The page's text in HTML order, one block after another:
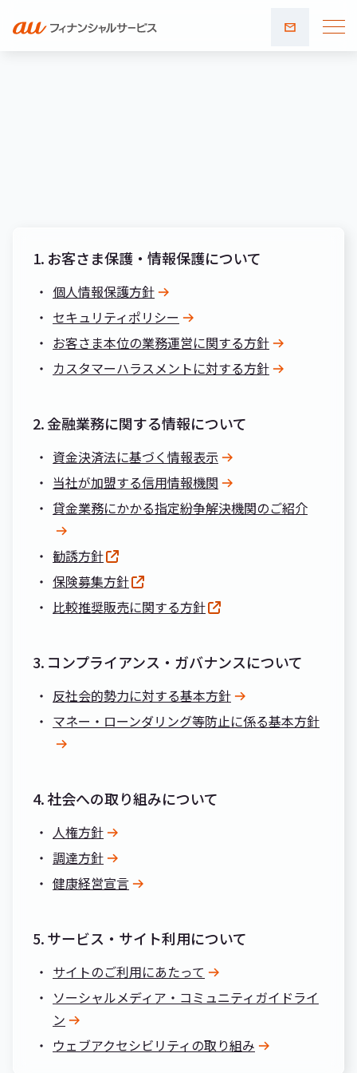
合わせ
1. お客さま保護・情報保護について
個人情報保護方針
セキュリティポリシー
お客さま本位の業務運営に関する方針
カスタマーハラスメントに対する方針
2.金融業務に関する情報について
資金決済法に基づく情報表示
当社が加盟する信用情報機関
貸金業務にかかる指定紛争解決機関のご紹介
勧誘方針
保険募集方針
比較推奨販売に関する方針
3. コンプライアンス・ガバナンスについて
反社会的勢力に対する基本方針
マネー・ローンダリング等防止に係る基本方針
4.社会への取り組みについて
人権方針
調達方針
健康経営宣言
5.サービス・サイト利用について
サイトのご利用にあたって
ソーシャルメディア・コミュニティガイドライ
ン
ウェブアクセシビリティの取り組み